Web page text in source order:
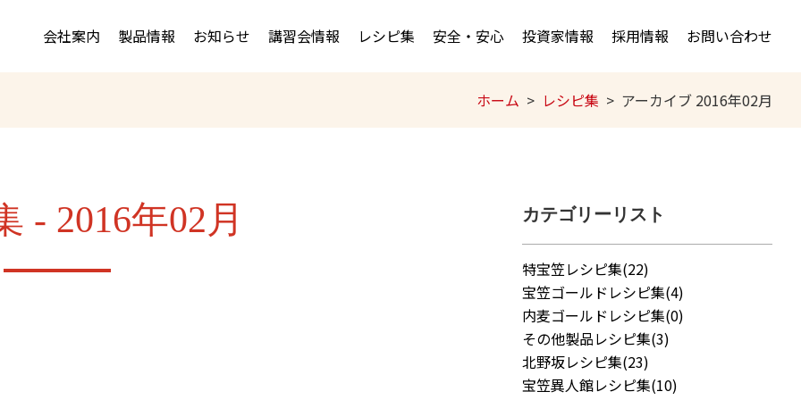
会社案内 製品情報 お知らせ 講習会情報 レシピ集 安全・安心 投資家情報 採用情報 お問い合わせ
ホーム レシピ集 アーカイブ 2016年02月
- 2016年02月 カテゴリーリスト
特宝笠レシピ集(22)
宝笠ゴールドレシピ集(4)
内麦ゴールドレシピ集(0)
その他製品レシピ集(3)
北野坂レシピ集(23)
宝笠異人館レシピ集(10)